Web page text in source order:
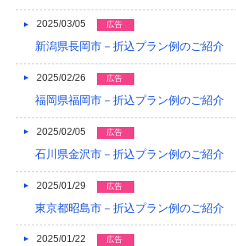
2014/12
2014/11
2014/09
2014/08
2014/07
2014/06
2014/04
2025/03/05 広告
新潟県長岡市－折込プラン例のご紹介
2025/02/26 広告
福岡県福岡市－折込プラン例のご紹介
2025/02/05 広告
石川県金沢市－折込プラン例のご紹介
2025/01/29 広告
東京都昭島市－折込プラン例のご紹介
2025/01/22 広告